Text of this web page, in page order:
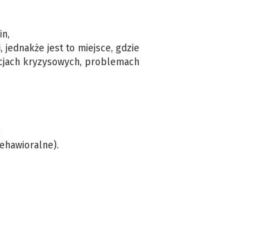
jest to miejsce, gdzie
kryzysowych, problemach